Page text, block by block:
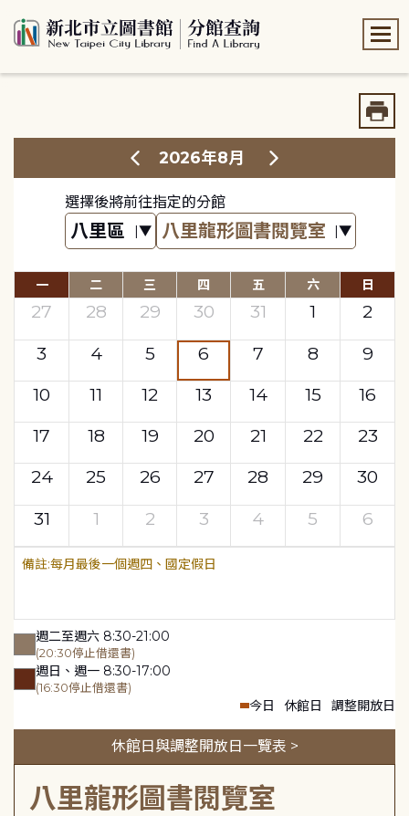
2026年8月
選擇後將前往指定的分館
一 二 三 四 五 六 日
27 28 29 30 31 1
2
3
4 5 6 7 8
9
10
11 12 13 14 15
16
17
18 19 20 21 22
23
24
25 26 27 28 29
30
31
1 2 3 4 5 6
每月最後一個週四、國定假日
週二至週六 8:30-21:00
(20:30停止借還書)
週日、週一 8:30-17:00
(16:30停止借還書)
今日 休館日 調整開放日
休館日與調整開放日一覽表 >
八里龍形圖書閱覽室